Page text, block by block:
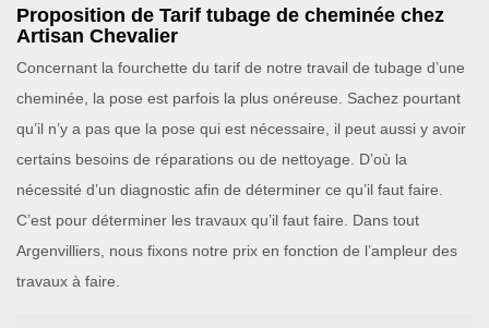
Proposition de Tarif tubage de cheminée chez
Artisan Chevalier
Concernant la fourchette du tarif de notre travail de tubage d’une
cheminée, la pose est parfois la plus onéreuse. Sachez pourtant
qu’il n’y a pas que la pose qui est nécessaire, il peut aussi y avoir
certains besoins de réparations ou de nettoyage. D’où la
nécessité d’un diagnostic afin de déterminer ce qu’il faut faire.
C’est pour déterminer les travaux qu’il faut faire. Dans tout
Argenvilliers, nous fixons notre prix en fonction de l’ampleur des
travaux à faire.